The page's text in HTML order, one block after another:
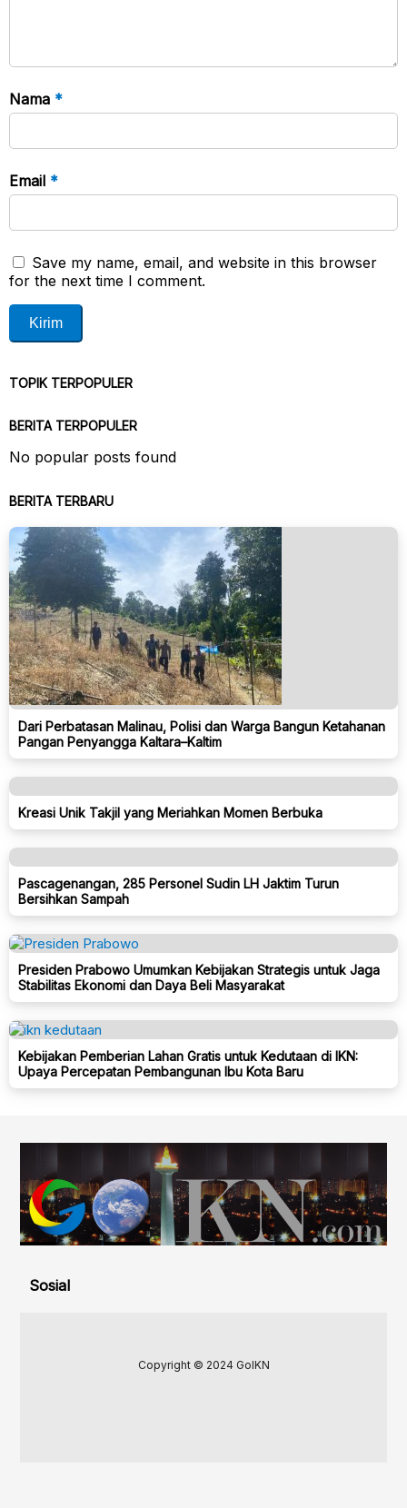
Nama *
Email *
Save my name, email, and website in this browser
for the next time I comment.
TOPIK TERPOPULER
BERITA TERPOPULER
No popular posts found
BERITA TERBARU
Dari Perbatasan Malinau, Polisi dan Warga Bangun Ketahanan
Pangan Penyangga Kaltara–Kaltim
Kreasi Unik Takjil yang Meriahkan Momen Berbuka
Pascagenangan, 285 Personel Sudin LH Jaktim Turun
Bersihkan Sampah
Presiden Prabowo Umumkan Kebijakan Strategis untuk Jaga
Stabilitas Ekonomi dan Daya Beli Masyarakat
Kebijakan Pemberian Lahan Gratis untuk Kedutaan di IKN:
Upaya Percepatan Pembangunan Ibu Kota Baru
Sosial
Copyright © 2024 GoIKN